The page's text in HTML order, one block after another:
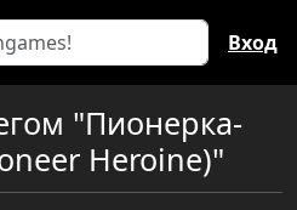
Вход
"Пионерка-
Heroine)"